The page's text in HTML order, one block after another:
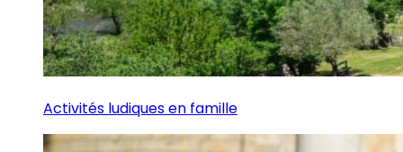
Activités ludiques en famille